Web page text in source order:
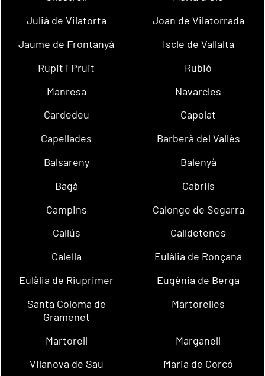
Julià de Vilatorta
Joan de Vilatorrada
Jaume de Frontanyà
Iscle de Vallalta
Rupit i Pruit
Rubió
Manresa
Navarcles
Cardedeu
Capolat
Capellades
Barberà del Vallès
Balsareny
Balenyà
Bagà
Cabrils
Campins
Calonge de Segarra
Callús
Calldetenes
Calella
Eulàlia de Ronçana
Eulàlia de Riuprimer
Eugènia de Berga
Santa Coloma de
Gramenet
Martorelles
Martorell
Marganell
Vilanova de Sau
Maria de Corcó